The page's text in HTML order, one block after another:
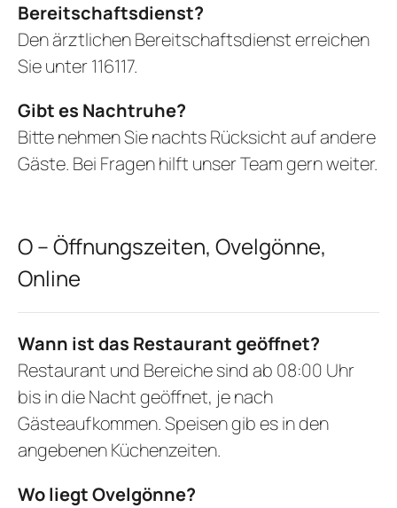
Bereitschaftsdienst?
Den ärztlichen Bereitschaftsdienst erreichen
Sie unter 116117.
Gibt es Nachtruhe?
Bitte nehmen Sie nachts Rücksicht auf andere
Gäste. Bei Fragen hilft unser Team gern weiter.
O – Öffnungszeiten, Ovelgönne,
Online
Wann ist das Restaurant geöffnet?
Restaurant und Bereiche sind ab 08:00 Uhr
bis in die Nacht geöffnet, je nach
Gästeaufkommen. Speisen gib es in den
angebenen Küchenzeiten.
Wo liegt Ovelgönne?